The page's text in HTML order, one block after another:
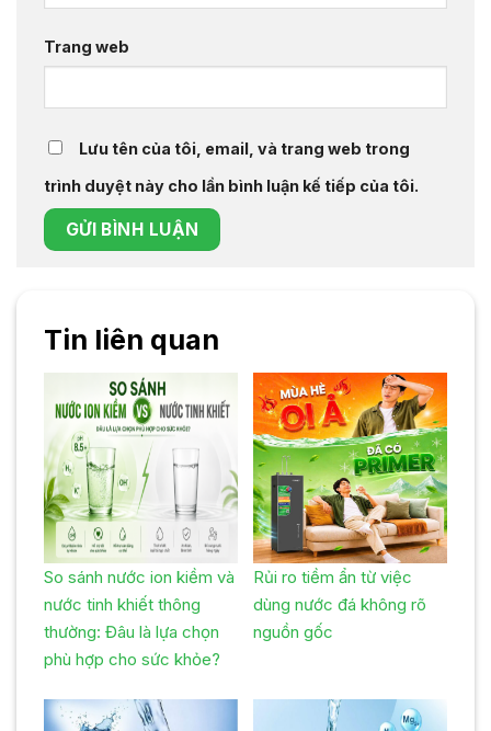
Trang web
Lưu tên của tôi, email, và trang web trong
trình duyệt này cho lần bình luận kế tiếp của tôi.
Tin liên quan
So sánh nước ion kiềm và
nước tinh khiết thông
thường: Đâu là lựa chọn
phù hợp cho sức khỏe?
Rủi ro tiềm ẩn từ việc
dùng nước đá không rõ
nguồn gốc